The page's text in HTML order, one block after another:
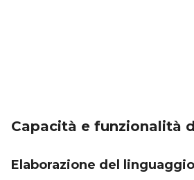
Capacità e funzionalità
Elaborazione del